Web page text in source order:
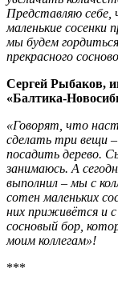
Представляю себе,
маленькие
мы будем
прекрасного
Сергей Рыбаков,
«Балтика-
«Говорят, что
сделать три вещи
посадить дерево.
занимаюсь. А
выполнил – мы с
сотен маленьких
них приживётся и
сосновый бор,
моим коллегам»!
***